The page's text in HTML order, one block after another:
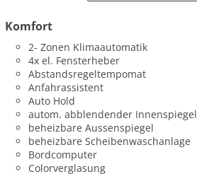
Komfort
2- Zonen Klimaautomatik
4x el. Fensterheber
Abstandsregeltempomat
Anfahrassistent
Auto Hold
autom. abblendender Innenspiegel
beheizbare Aussenspiegel
beheizbare Scheibenwaschanlage
Bordcomputer
Colorverglasung